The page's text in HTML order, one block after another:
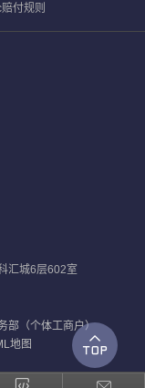
付规则
汇城6层602室
部（个体工商户）
地图